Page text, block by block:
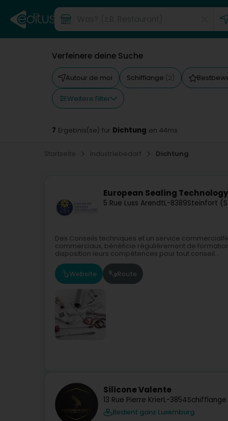
Verfeinere deine Suche
Autour de moi Schifflange (2)
Weitere Filter
7 Ergebnis(se) für Dichtung en 44ms
Startseite Industriebedarf Dichtung
European Sealing Technology
5 Rue Luss ArendtL-8389Steinfort
Des Conseils techniques et un service
commerciaux, bénéficie régulièrement de
disposition leurs compétences pour tout conseil...
Website Route
Silicone Valente
13 Rue Pierre KrierL-3854
Bedient ganz Luxemburg